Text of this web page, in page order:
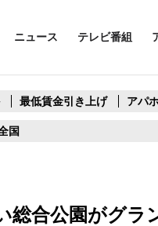
ニュース テレビ番組
最低賃金引き上げ アパ
国
総合公園がグ